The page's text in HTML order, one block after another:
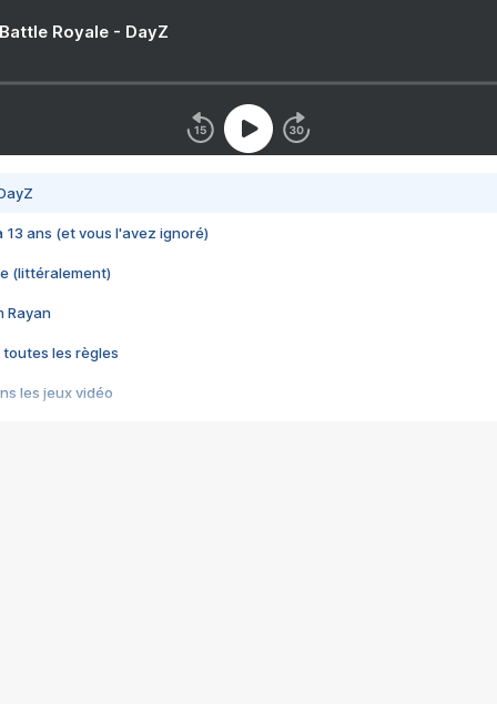
Royale - DayZ
13 ans (et vous l'avez ignoré)
(littéralement)
Rayan
toutes les règles
les jeux vidéo